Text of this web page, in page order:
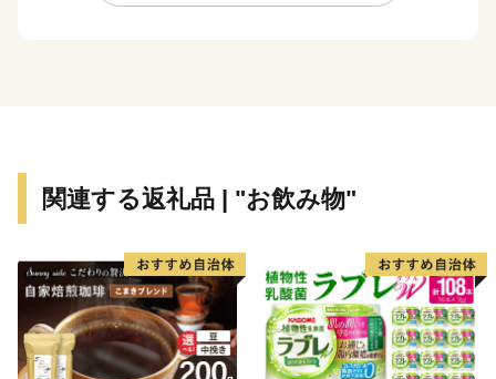
候に恵まれた環境の中で、市民は生涯にわたり心身とも
是非、伊東市へお越しください。
関連する返礼品 | "お飲み物"